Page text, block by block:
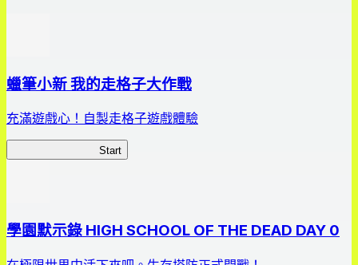
蠟筆小新 我的走格子大作戰
充滿遊戲心！自製走格子遊戲體驗
Start
學園默示錄 HIGH SCHOOL OF THE DEAD DAY 0